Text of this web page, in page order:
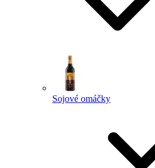
Sojové omáčky